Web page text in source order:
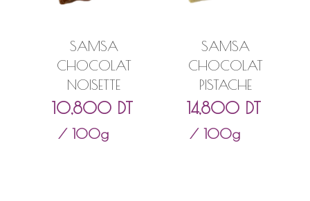
SAMSA
CHOCOLAT
NOISETTE
10,800 DT
/ 100g
SAMSA
CHOCOLAT
PISTACHE
14,800 DT
/ 100g